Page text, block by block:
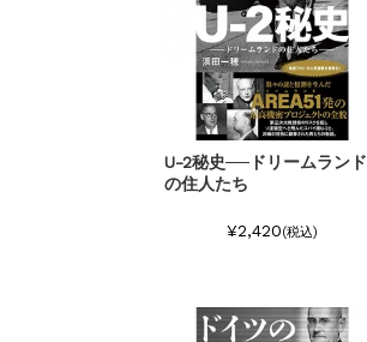
U-2秘史──ドリームランド
の住人たち
¥2,420(税込)